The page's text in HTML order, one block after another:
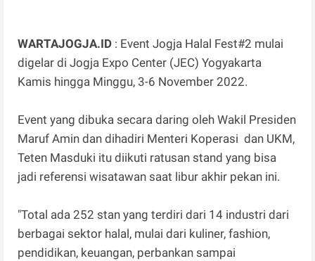
WARTAJOGJA.ID : Event Jogja Halal Fest#2 mulai
digelar di Jogja Expo Center (JEC) Yogyakarta
Kamis hingga Minggu, 3-6 November 2022.
Event yang dibuka secara daring oleh Wakil Presiden
Maruf Amin dan dihadiri Menteri Koperasi dan UKM,
Teten Masduki itu diikuti ratusan stand yang bisa
jadi referensi wisatawan saat libur akhir pekan ini.
"Total ada 252 stan yang terdiri dari 14 industri dari
berbagai sektor halal, mulai dari kuliner, fashion,
pendidikan, keuangan, perbankan sampai